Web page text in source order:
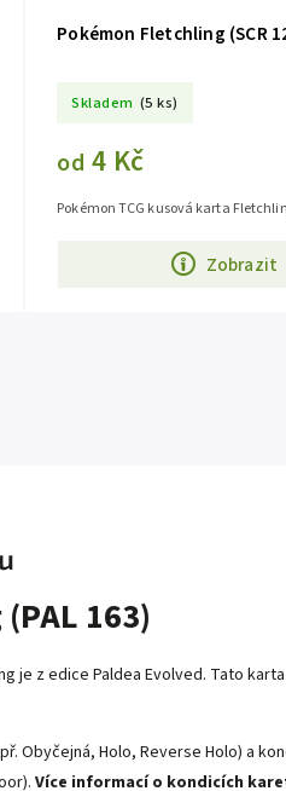
Pokémon Fletchling (SCR
Skladem (5 ks)
od 4 Kč
Zobrazit
Pokémon TCG kusová karta
163)
je z edice Paldea Evolved. Tato
Obyčejná, Holo, Reverse Holo) a
Více informací o kondicích